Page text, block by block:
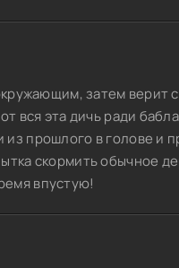
затем верит
вся эта дичь ради
прошлого в голове и
скормить обычное
впустую!